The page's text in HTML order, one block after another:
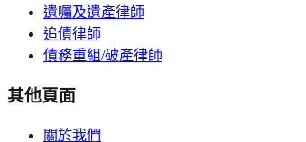
遺囑及遺產律師
追債律師
債務重組/破產律師
其他頁面
關於我們